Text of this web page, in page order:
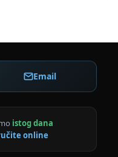
Email
istog dana
online